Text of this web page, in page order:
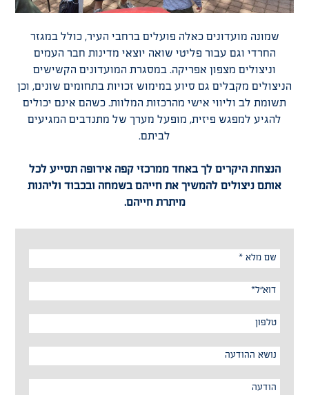
שמונה מועדונים כאלה פועלים ברחבי העיר, כולל במגזר
החרדי וגם עבור פליטי שואה יוצאי מדינות חבר העמים
וניצולים מצפון אפריקה. במסגרת המועדונים הקשישים
הניצולים מקבלים גם סיוע במימוש זכויות בתחומים שונים, וכן
תשומת לב וליווי אישי מהרכזות המלוות. כשהם אינם יכולים
להגיע למפגש פיזית, מופעל מערך של מתנדבים המגיעים
לביתם.
הנצחת היקרים לך באחד ממרכזי קפה אירופה תסייע לכל
אותם ניצולים להמשיך את חייהם בשמחה ובכבוד וליהנות
מיתרת חייהם.